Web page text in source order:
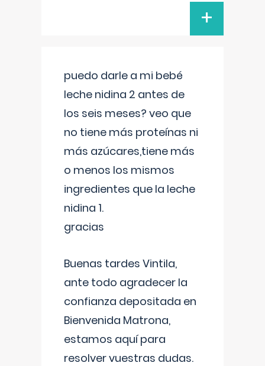
+
puedo darle a mi bebé
leche nidina 2 antes de
los seis meses? veo que
no tiene más proteínas ni
más azúcares,tiene más
o menos los mismos
ingredientes que la leche
nidina 1.
gracias
Buenas tardes Vintila,
ante todo agradecer la
confianza depositada en
Bienvenida Matrona,
estamos aquí para
resolver vuestras dudas.